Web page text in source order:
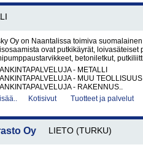
Oy on Naantalissa toimiva
ovat putkikäyrät, loivasäteiset
betoniletkut,
- METALLI
- MUU TEOLLISUUS
- RAKENNUS..
Kotisivut Tuotteet ja palvelut
Oy LIETO (TURKU)